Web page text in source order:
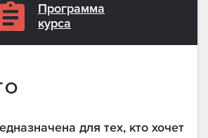
Программа
курса
для тех, кто хочет